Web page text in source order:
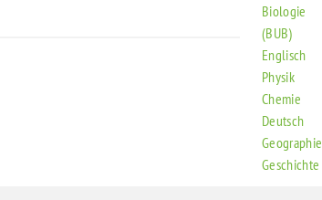
Biologie
(BUB)
Englisch
Physik
Chemie
Deutsch
Geographie
Geschichte